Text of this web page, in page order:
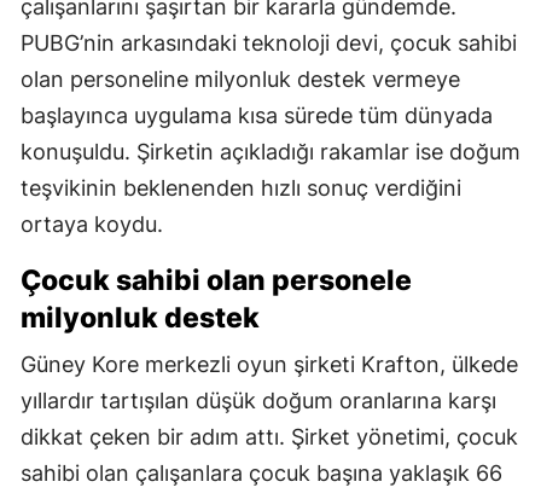
çalışanlarını şaşırtan bir kararla gündemde.
PUBG’nin arkasındaki teknoloji devi, çocuk sahibi
olan personeline milyonluk destek vermeye
başlayınca uygulama kısa sürede tüm dünyada
konuşuldu. Şirketin açıkladığı rakamlar ise doğum
teşvikinin beklenenden hızlı sonuç verdiğini
ortaya koydu.
Çocuk sahibi olan personele
milyonluk destek
Güney Kore merkezli oyun şirketi Krafton, ülkede
yıllardır tartışılan düşük doğum oranlarına karşı
dikkat çeken bir adım attı. Şirket yönetimi, çocuk
sahibi olan çalışanlara çocuk başına yaklaşık 66